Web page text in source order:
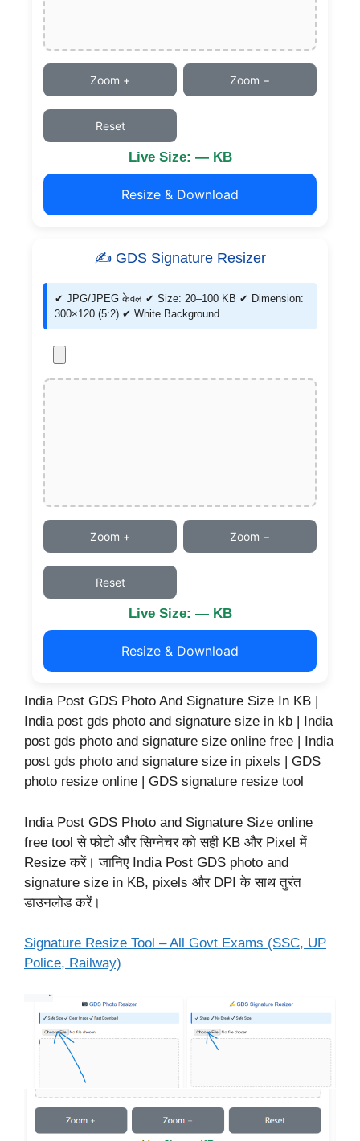
Zoom + Zoom −
Reset
Live Size: — KB
Resize & Download
✍️ GDS Signature Resizer
✔ JPG/JPEG केवल ✔ Size: 20–100 KB ✔ Dimension:
300×120 (5:2) ✔ White Background
Zoom + Zoom −
Reset
Live Size: — KB
Resize & Download
India Post GDS Photo And Signature Size In KB |
India post gds photo and signature size in kb | India
post gds photo and signature size online free | India
post gds photo and signature size in pixels | GDS
photo resize online | GDS signature resize tool
India Post GDS Photo and Signature Size online
free tool से फोटो और सिग्नेचर को सही KB और Pixel में
Resize करें। जानिए India Post GDS photo and
signature size in KB, pixels और DPI के साथ तुरंत
डाउनलोड करें।
Signature Resize Tool – All Govt Exams (SSC, UP
Police, Railway)